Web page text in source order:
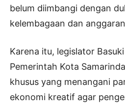
belum diimbangi dengan
kelembagaan dan
Karena itu, legislator
Pemerintah Kota
khusus yang menangani
ekonomi kreatif agar